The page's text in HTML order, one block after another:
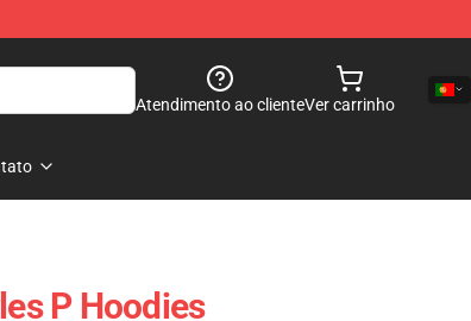
Atendimento ao clienteVer carrinho
P Hoodies